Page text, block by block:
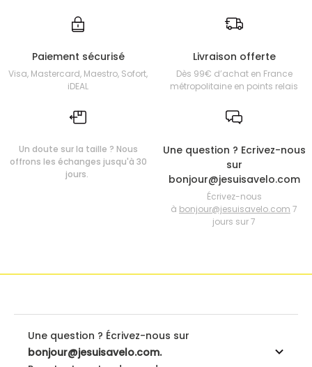
Paiement sécurisé
Visa, Mastercard, Maestro, Sofort,
iDEAL
Livraison offerte
Dès 99€ d’achat en France
métropolitaine en points relais
Un doute sur la taille ? Nous
offrons les échanges jusqu'à 30
jours.
Une question ? Ecrivez-nous
sur
bonjour@jesuisavelo.com
Écrivez-nous
à bonjour@jesuisavelo.com 7
jours sur 7
Une question ? Écrivez-nous sur
bonjour@jesuisavelo.com.